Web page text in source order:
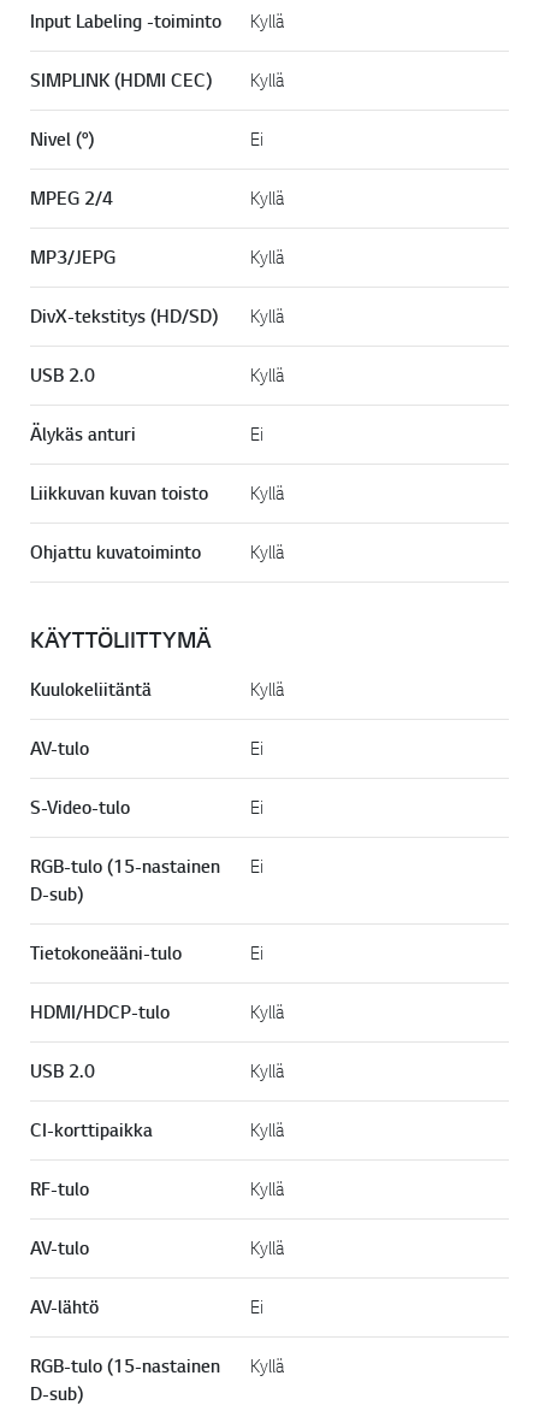
Input Labeling -toiminto Kyllä
SIMPLINK (HDMI CEC) Kyllä
Nivel (°) Ei
MPEG 2/4 Kyllä
MP3/JEPG Kyllä
DivX-tekstitys (HD/SD) Kyllä
USB 2.0 Kyllä
Älykäs anturi Ei
Liikkuvan kuvan toisto Kyllä
Ohjattu kuvatoiminto Kyllä
KÄYTTÖLIITTYMÄ
Kuulokeliitäntä Kyllä
AV-tulo Ei
S-Video-tulo Ei
RGB-tulo (15-nastainen
D-sub)
Ei
Tietokoneääni-tulo Ei
HDMI/HDCP-tulo Kyllä
USB 2.0 Kyllä
CI-korttipaikka Kyllä
RF-tulo Kyllä
AV-tulo Kyllä
AV-lähtö Ei
RGB-tulo (15-nastainen
D-sub)
Kyllä